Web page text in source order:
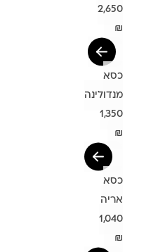
2,650
₪
כסא
מנדולינה
1,350
₪
כסא
אריה
1,040
₪